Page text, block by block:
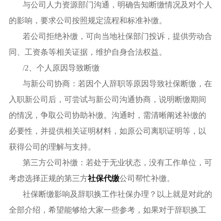
与公司人力资源部门沟通，明确告知断缴情况及对个人
的影响，要求公司按照规定流程和标准补缴。
若公司拒绝补缴，可向当地社保部门投诉，提供劳动合
同、工资条等相关证据，维护自身合法权益。
/2、个人原因导致断缴
与新公司协商：若因个人辞职等原因导致社保断缴，在
入职新公司后，可尝试与新公司沟通协商，说明断缴期间
的情况，争取公司协助补缴。沟通时，需清晰阐述补缴的
必要性，并提供相关证明材料，如原公司离职证明等，以
获得公司的理解与支持。
第三方公司补缴：若处于无业状态，没有工作单位，可
考虑选择正规的第三方社保代缴公司帮忙补缴。
社保断缴影响及辞职换工作社保办理？以上就是对此的
全部介绍，希望能够给大家一些参考，如果对于辞职换工